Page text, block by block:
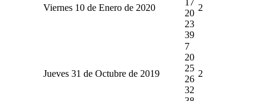
Viernes 10 de Enero de 2020
20
23
39
2
Jueves 31 de Octubre de 2019
7
20
25
26
32
2